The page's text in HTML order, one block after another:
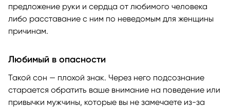
предложение руки и сердца от любимого человека
либо расставание с ним по неведомым для женщины
причинам.
Любимый в опасности
Такой сон — плохой знак. Через него подсознание
старается обратить ваше внимание на поведение или
привычки мужчины, которые вы не замечаете из-за